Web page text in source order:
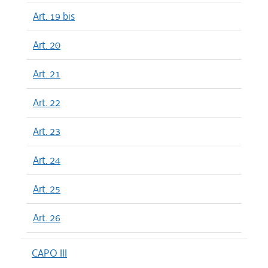
Art. 19 bis
Art. 20
Art. 21
Art. 22
Art. 23
Art. 24
Art. 25
Art. 26
CAPO III